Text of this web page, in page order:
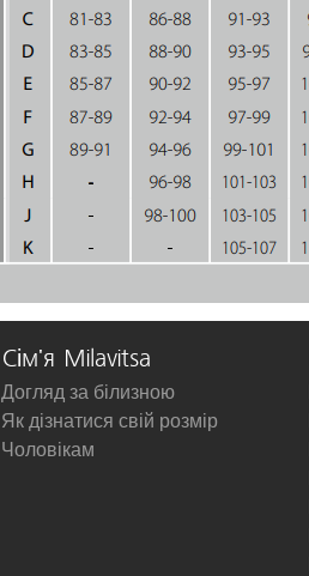
Сім'я Milavitsa
Догляд за білизною
Як дізнатися свій розмір
Чоловікам